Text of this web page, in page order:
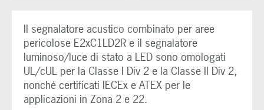
Il segnalatore acustico combinato per aree
pericolose E2xC1LD2R e il segnalatore
luminoso/luce di stato a LED sono omologati
UL/cUL per la Classe I Div 2 e la Classe II Div 2,
nonché certificati IECEx e ATEX per le
applicazioni in Zona 2 e 22.